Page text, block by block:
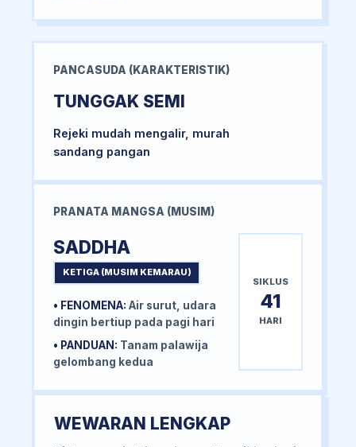
PANCASUDA (KARAKTERISTIK)
TUNGGAK SEMI
Rejeki mudah mengalir, murah
sandang pangan
PRANATA MANGSA (MUSIM)
SADDHA
KETIGA (MUSIM KEMARAU)
• FENOMENA: Air surut, udara
dingin bertiup pada pagi hari
• PANDUAN: Tanam palawija
gelombang kedua
SIKLUS
41
HARI
WEWARAN LENGKAP